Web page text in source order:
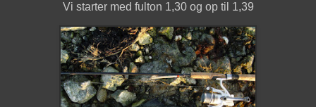
Vi starter med fulton 1,30 og op til 1,39